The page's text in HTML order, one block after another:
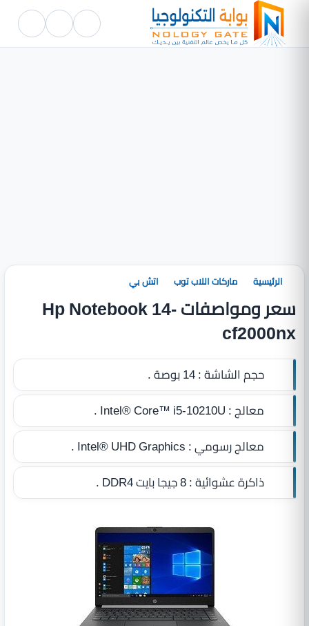
الرئيسية ماركات اللاب توب اتش بي
سعر ومواصفات Hp Notebook 14-
cf2000nx
حجم الشاشة :14 بوصة .
معالج :Intel® Core™ i5-10210U .
معالج رسومي :Intel® UHD Graphics .
ذاكرة عشوائية :8 جيجا بايت DDR4 .